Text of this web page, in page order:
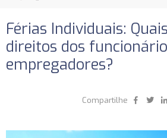
Férias Individuais:
direitos dos
empregadores?
Compartilhe